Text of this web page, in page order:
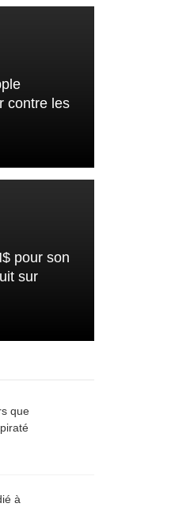
contre les
pour son
sur
que
à